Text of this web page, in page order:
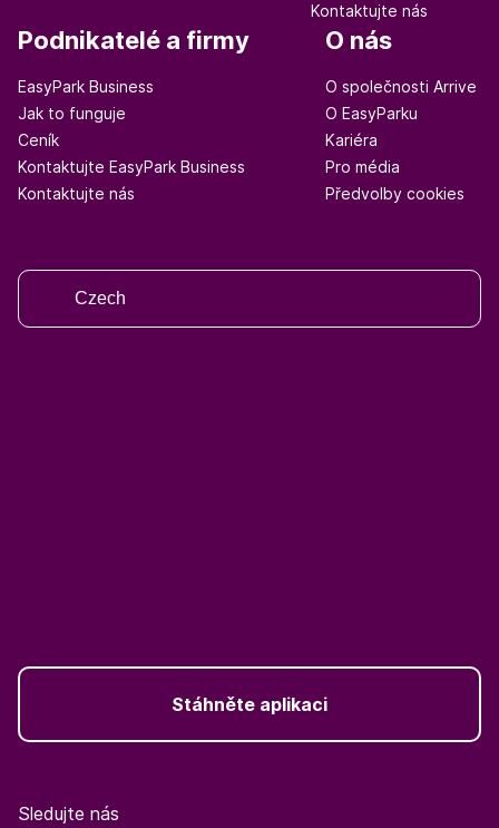
Kontaktujte nás
Podnikatelé a firmy
EasyPark Business
Jak to funguje
Ceník
Kontaktujte EasyPark Business
Kontaktujte nás
O nás
O společnosti Arrive
O EasyParku
Kariéra
Pro média
Předvolby cookies
Czech
Stáhněte aplikaci
Sledujte nás